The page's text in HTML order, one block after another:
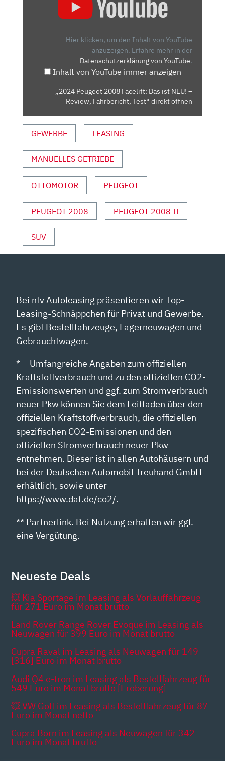
FAHRBERICHT,
VON
YOUTUBE
Hier klicken, um den Inhalt von YouTube
anzuzeigen. Erfahre mehr in der
Datenschutzerklärung von YouTube.
Inhalt von YouTube immer anzeigen
„2024 Peugeot 2008 Facelift: Das ist NEU! –
Review, Fahrbericht, Test“ direkt öffnen
GEWERBE LEASING
MANUELLES GETRIEBE
OTTOMOTOR PEUGEOT
PEUGEOT 2008 PEUGEOT 2008 II
SUV
Bei ntv Autoleasing präsentieren wir Top-
Leasing-Schnäppchen für Privat und Gewerbe.
Es gibt Bestellfahrzeuge, Lagerneuwagen und
Gebrauchtwagen.
* = Umfangreiche Angaben zum offiziellen
Kraftstoffverbrauch und zu den offiziellen CO2-
Emissionswerten und ggf. zum Stromverbrauch
neuer Pkw können Sie dem Leitfaden über den
offiziellen Kraftstoffverbrauch, die offiziellen
spezifischen CO2-Emissionen und den
offiziellen Stromverbrauch neuer Pkw
entnehmen. Dieser ist in allen Autohäusern und
bei der Deutschen Automobil Treuhand GmbH
erhältlich, sowie unter
https://www.dat.de/co2/.
** Partnerlink. Bei Nutzung erhalten wir ggf.
eine Vergütung.
Neueste Deals
💥 Kia Sportage im Leasing als Vorlauffahrzeug
für 271 Euro im Monat brutto
Land Rover Range Rover Evoque im Leasing als
Neuwagen für 399 Euro im Monat brutto
Cupra Raval im Leasing als Neuwagen für 149
[316] Euro im Monat brutto
Audi Q4 e-tron im Leasing als Bestellfahrzeug für
549 Euro im Monat brutto [Eroberung]
💥 VW Golf im Leasing als Bestellfahrzeug für 87
Euro im Monat netto
Cupra Born im Leasing als Neuwagen für 342
Euro im Monat brutto